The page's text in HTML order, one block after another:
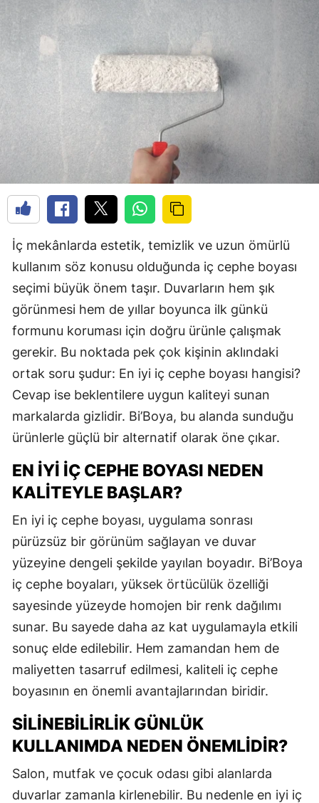
İç mekânlarda estetik, temizlik ve uzun ömürlü
kullanım söz konusu olduğunda iç cephe boyası
seçimi büyük önem taşır. Duvarların hem şık
görünmesi hem de yıllar boyunca ilk günkü
formunu koruması için doğru ürünle çalışmak
gerekir. Bu noktada pek çok kişinin aklındaki
ortak soru şudur: En iyi iç cephe boyası hangisi?
Cevap ise beklentilere uygun kaliteyi sunan
markalarda gizlidir. Bi’Boya, bu alanda sunduğu
ürünlerle güçlü bir alternatif olarak öne çıkar.
EN İYI İÇ CEPHE BOYASI NEDEN
KALITEYLE BAŞLAR?
En iyi iç cephe boyası, uygulama sonrası
pürüzsüz bir görünüm sağlayan ve duvar
yüzeyine dengeli şekilde yayılan boyadır. Bi’Boya
iç cephe boyaları, yüksek örtücülük özelliği
sayesinde yüzeyde homojen bir renk dağılımı
sunar. Bu sayede daha az kat uygulamayla etkili
sonuç elde edilebilir. Hem zamandan hem de
maliyetten tasarruf edilmesi, kaliteli iç cephe
boyasının en önemli avantajlarından biridir.
SILINEBILIRLIK GÜNLÜK
KULLANIMDA NEDEN ÖNEMLIDIR?
Salon, mutfak ve çocuk odası gibi alanlarda
duvarlar zamanla kirlenebilir. Bu nedenle en iyi iç